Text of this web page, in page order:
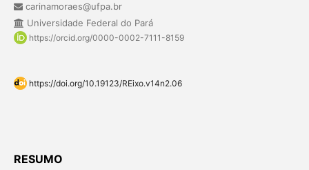
carinamoraes@ufpa.br
Universidade Federal do Pará
https://orcid.org/0000-0002-7111-8159
https://doi.org/10.19123/REixo.v14n2.06
RESUMO